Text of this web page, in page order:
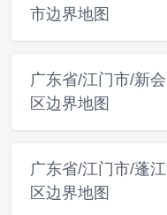
市边界地图
广东省/江门市/新会
区边界地图
广东省/江门市/蓬江
区边界地图